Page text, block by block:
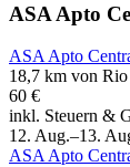
ASA Apto
ASA Apto
18,7 km von
60 €
inkl. Steuern &
12. Aug.–13.
ASA Apto